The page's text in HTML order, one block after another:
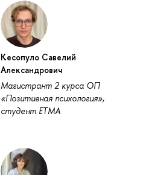
Кесопуло Савелий
Александрович
Магистрант 2 курса ОП
«Позитивная психология»,
студент ЕТМА